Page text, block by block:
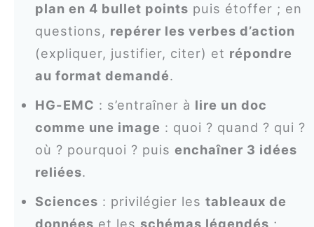
plan en 4 bullet points puis étoffer ; en
questions, repérer les verbes d’action
(expliquer, justifier, citer) et répondre
au format demandé.
HG-EMC : s’entraîner à lire un doc
comme une image : quoi ? quand ? qui ?
où ? pourquoi ? puis enchaîner 3 idées
reliées.
Sciences : privilégier les tableaux de
données et les schémas légendés ;